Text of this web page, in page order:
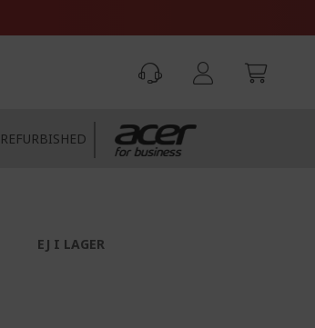
REFURBISHED
EJ I LAGER